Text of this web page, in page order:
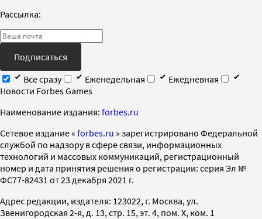
Рассылка:
Подписаться
Все сразу
Еженедельная
Ежедневная
Новости Forbes Games
Наименование издания: forbes.ru
Cетевое издание « forbes.ru » зарегистрировано Федеральной
службой по надзору в сфере связи, информационных
технологий и массовых коммуникаций, регистрационный
номер и дата принятия решения о регистрации: серия Эл №
ФС77-82431 от 23 декабря 2021 г.
Адрес редакции, издателя: 123022, г. Москва, ул.
Звенигородская 2-я, д. 13, стр. 15, эт. 4, пом. X, ком. 1